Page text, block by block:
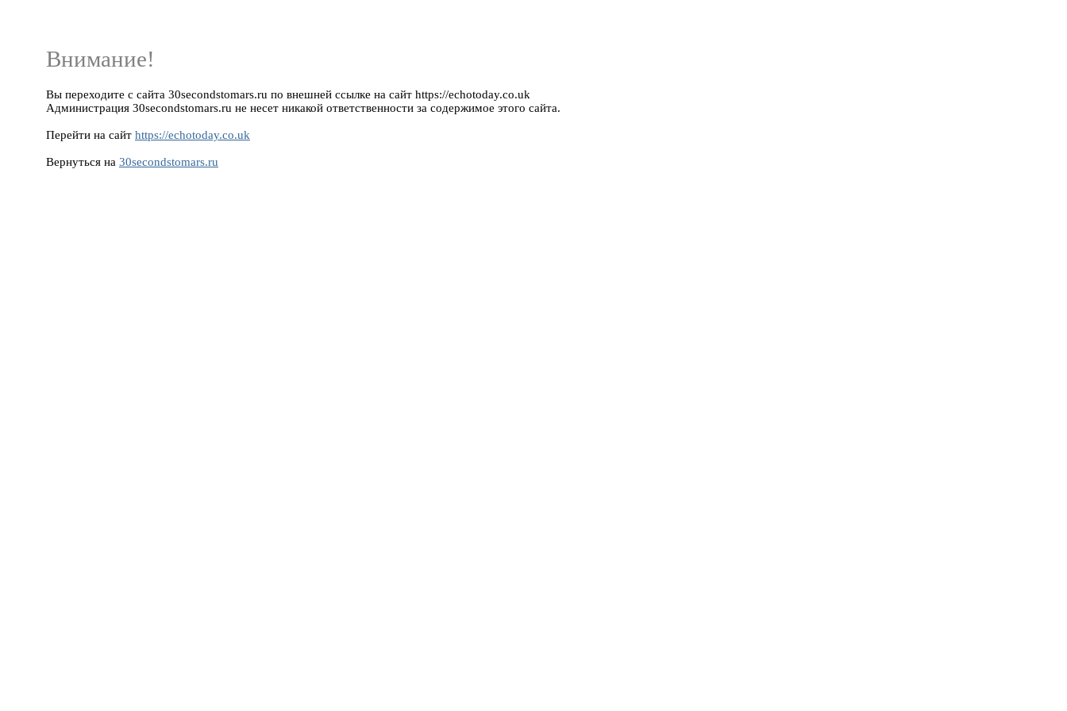
Внимание!
Вы переходите с сайта 30secondstomars.ru по внешней ссылке на сайт https://echotoday.co.uk
Администрация 30secondstomars.ru не несет никакой ответственности за содержимое этого сайта.
Перейти на сайт https://echotoday.co.uk
Вернуться на 30secondstomars.ru